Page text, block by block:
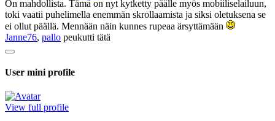
On mahdollista. Tämä on nyt kytketty päälle myös mobiiliselailuun,
toki vaatii puhelimella enemmän skrollaamista ja siksi oletuksena se
ei ollut päällä. Mennään näin kunnes rupeaa ärsyttämään
Janne76, pallo peukutti tätä
User mini profile
View full profile